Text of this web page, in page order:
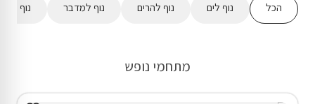
הכל נוף לים נוף להרים נוף למדבר נוף
מתחמי נופש